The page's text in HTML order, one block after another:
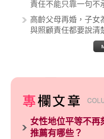
責任不能只靠一句不
高齡父母再婚，子女
與照顧責任都要說清
女性地位平等不再
推薦有哪些？